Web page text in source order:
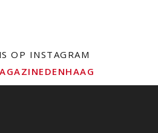
OP INSTAGRAM